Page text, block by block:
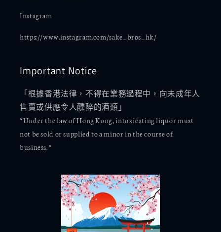
Instagram
https://www.instagram.com/sake_bros_hk/
Important Notice
「根據香港法律，不得在業務過程中，向未成年人
售賣或供應令人醺醉的酒類」
“Under the law of Hong Kong, intoxicating liquor must
not be sold or supplied to a minor in the course of
business. “